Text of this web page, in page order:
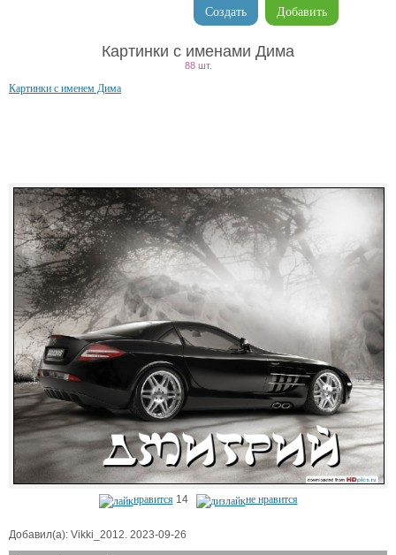
Добавить
Создать
Картинки с именами Дима
88 шт.
Картинки с именем Дима
нравится 14 не нравится
Добавил(а): Vikki_2012. 2023-09-26